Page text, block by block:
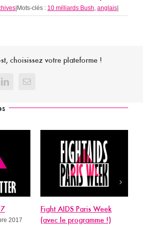
|Mots-clés : 10 milliards Bush anglais|
choisissez votre plateforme !
LinkedInEmail
2017
Fight AIDS Paris Week
(avec le programme !)